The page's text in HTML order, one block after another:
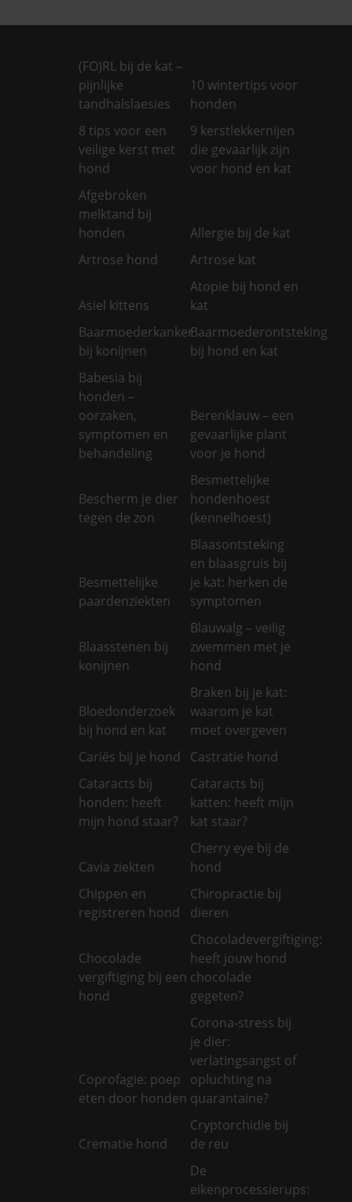
(FO)RL bij de kat –
pijnlijke
tandhalslaesies
10 wintertips voor
honden
8 tips voor een
veilige kerst met
hond
9 kerstlekkernijen
die gevaarlijk zijn
voor hond en kat
Afgebroken
melktand bij
honden
Allergie bij de kat
Artrose hond
Artrose kat
Asiel kittens
Atopie bij hond en
kat
Baarmoederkanker
bij konijnen
Baarmoederontsteking
bij hond en kat
Babesia bij
honden –
oorzaken,
symptomen en
behandeling
Berenklauw – een
gevaarlijke plant
voor je hond
Bescherm je dier
tegen de zon
Besmettelijke
hondenhoest
(kennelhoest)
Besmettelijke
paardenziekten
Blaasontsteking
en blaasgruis bij
je kat: herken de
symptomen
Blaasstenen bij
konijnen
Blauwalg – veilig
zwemmen met je
hond
Bloedonderzoek
bij hond en kat
Braken bij je kat:
waarom je kat
moet overgeven
Cariës bij je hond
Castratie hond
Cataracts bij
honden: heeft
mijn hond staar?
Cataracts bij
katten: heeft mijn
kat staar?
Cavia ziekten
Cherry eye bij de
hond
Chippen en
registreren hond
Chiropractie bij
dieren
Chocolade
vergiftiging bij een
hond
Chocoladevergiftiging:
heeft jouw hond
chocolade
gegeten?
Coprofagie: poep
eten door honden
Corona-stress bij
je dier:
verlatingsangst of
opluchting na
quarantaine?
Crematie hond
Cryptorchidie bij
de reu
De
eikenprocessierups: